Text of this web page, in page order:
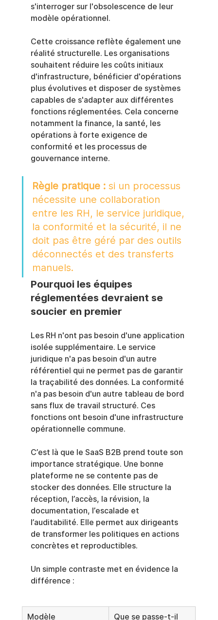
s'interroger sur l'obsolescence de leur
modèle opérationnel.
Cette croissance reflète également une
réalité structurelle. Les organisations
souhaitent réduire les coûts initiaux
d'infrastructure, bénéficier d'opérations
plus évolutives et disposer de systèmes
capables de s'adapter aux différentes
fonctions réglementées. Cela concerne
notamment la finance, la santé, les
opérations à forte exigence de
conformité et les processus de
gouvernance interne.
Règle pratique : si un processus
nécessite une collaboration
entre les RH, le service juridique,
la conformité et la sécurité, il ne
doit pas être géré par des outils
déconnectés et des transferts
manuels.
Pourquoi les équipes
réglementées devraient se
soucier en premier
Les RH n'ont pas besoin d'une application
isolée supplémentaire. Le service
juridique n'a pas besoin d'un autre
référentiel qui ne permet pas de garantir
la traçabilité des données. La conformité
n'a pas besoin d'un autre tableau de bord
sans flux de travail structuré. Ces
fonctions ont besoin d'une infrastructure
opérationnelle commune.
C’est là que le SaaS B2B prend toute son
importance stratégique. Une bonne
plateforme ne se contente pas de
stocker des données. Elle structure la
réception, l’accès, la révision, la
documentation, l’escalade et
l’auditabilité. Elle permet aux dirigeants
de transformer les politiques en actions
concrètes et reproductibles.
Un simple contraste met en évidence la
différence :
Modèle Que se passe-t-il